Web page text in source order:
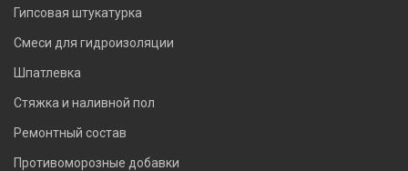
Гипсовая штукатурка
Смеси для гидроизоляции
Шпатлевка
Стяжка и наливной пол
Ремонтный состав
Противоморозные добавки